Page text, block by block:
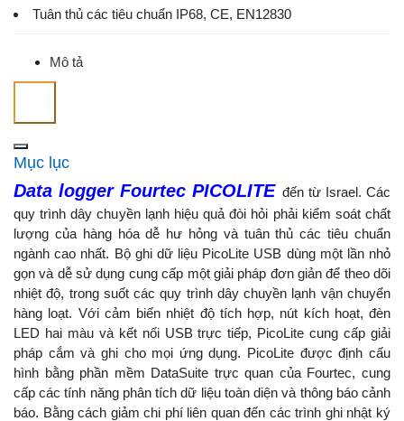
Tuân thủ các tiêu chuẩn IP68, CE, EN12830
Mô tả
Mục lục
Data logger Fourtec PICOLITE đến từ Israel. Các
quy trình dây chuyền lạnh hiệu quả đòi hỏi phải kiểm soát chất
lượng của hàng hóa dễ hư hỏng và tuân thủ các tiêu chuẩn
ngành cao nhất. Bộ ghi dữ liệu PicoLite USB dùng một lần nhỏ
gọn và dễ sử dụng cung cấp một giải pháp đơn giản để theo dõi
nhiệt độ, trong suốt các quy trình dây chuyền lạnh vận chuyển
hàng loạt. Với cảm biến nhiệt độ tích hợp, nút kích hoạt, đèn
LED hai màu và kết nối USB trực tiếp, PicoLite cung cấp giải
pháp cắm và ghi cho mọi ứng dụng. PicoLite được định cấu
hình bằng phần mềm DataSuite trực quan của Fourtec, cung
cấp các tính năng phân tích dữ liệu toàn diện và thông báo cảnh
báo. Bằng cách giảm chi phí liên quan đến các trình ghi nhật ký